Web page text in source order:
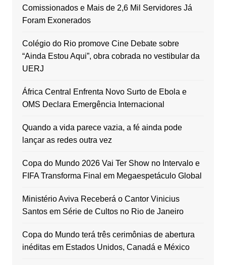
Comissionados e Mais de 2,6 Mil Servidores Já
Foram Exonerados
Colégio do Rio promove Cine Debate sobre
“Ainda Estou Aqui”, obra cobrada no vestibular da
UERJ
África Central Enfrenta Novo Surto de Ebola e
OMS Declara Emergência Internacional
Quando a vida parece vazia, a fé ainda pode
lançar as redes outra vez
Copa do Mundo 2026 Vai Ter Show no Intervalo e
FIFA Transforma Final em Megaespetáculo Global
Ministério Aviva Receberá o Cantor Vinicius
Santos em Série de Cultos no Rio de Janeiro
Copa do Mundo terá três cerimônias de abertura
inéditas em Estados Unidos, Canadá e México